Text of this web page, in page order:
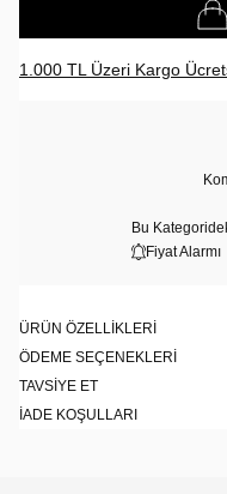
1.000 TL Üzeri Kargo
Bu
Fiyat Alarmı
ÜRÜN ÖZELLIKLERI
ÖDEME SEÇENEKLERI
TAVSIYE ET
İADE KOŞULLARI